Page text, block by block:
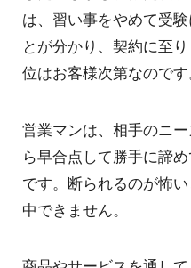
は、習い事をやめて受
とが分かり、契約に至
位はお客様次第なのです
営業マンは、相手のニ
ら早合点して勝手に諦
です。断られるのが怖
中できません。